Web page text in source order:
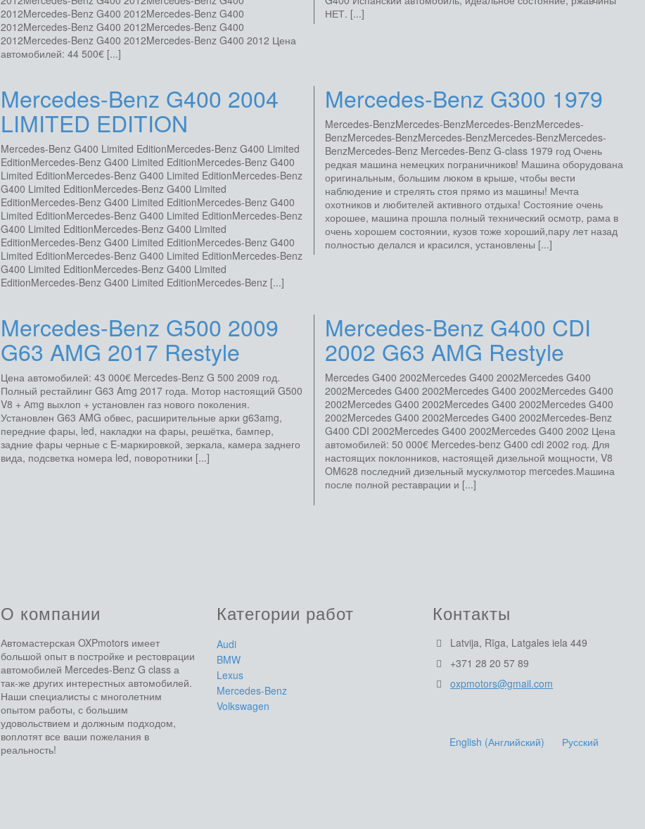
2012Mercedes-Benz G400 2012Mercedes-Benz G400
2012Mercedes-Benz G400 2012Mercedes-Benz G400
2012Mercedes-Benz G400 2012Mercedes-Benz G400 2012 Цена
автомобилей: 44 500€ [...]
НЕТ. [...]
Mercedes-Benz G400 2004
LIMITED EDITION
Mercedes-Benz G400 Limited EditionMercedes-Benz G400 Limited
EditionMercedes-Benz G400 Limited EditionMercedes-Benz G400
Limited EditionMercedes-Benz G400 Limited EditionMercedes-Benz
G400 Limited EditionMercedes-Benz G400 Limited
EditionMercedes-Benz G400 Limited EditionMercedes-Benz G400
Limited EditionMercedes-Benz G400 Limited EditionMercedes-Benz
G400 Limited EditionMercedes-Benz G400 Limited
EditionMercedes-Benz G400 Limited EditionMercedes-Benz G400
Limited EditionMercedes-Benz G400 Limited EditionMercedes-Benz
G400 Limited EditionMercedes-Benz G400 Limited
EditionMercedes-Benz G400 Limited EditionMercedes-Benz [...]
Mercedes-Benz G300 1979
Mercedes-BenzMercedes-BenzMercedes-BenzMercedes-
BenzMercedes-BenzMercedes-BenzMercedes-BenzMercedes-
BenzMercedes-Benz Mercedes-Benz G-class 1979 год Очень
редкая машина немецких пограничников! Машина оборудована
оригинальным, большим люком в крыше, чтобы вести
наблюдение и стрелять стоя прямо из машины! Мечта
охотников и любителей активного отдыха! Состояние очень
хорошее, машина прошла полный технический осмотр, рама в
очень хорошем состоянии, кузов тоже хороший,пару лет назад
полностью делался и красился, установлены [...]
Mercedes-Benz G500 2009
G63 AMG 2017 Restyle
Цена автомобилей: 43 000€ Mercedes-Benz G 500 2009 год.
Полный рестайлинг G63 Amg 2017 года. Мотор настоящий G500
V8 + Аmg выхлоп + установлен газ нового поколения.
Установлен G63 AMG обвес, расширительные арки g63amg,
передние фары, led, накладки на фары, решётка, бампер,
задние фары черные с E-маркировкой, зеркала, камера заднего
вида, подсветка номера led, поворотники [...]
Mercedes-Benz G400 CDI
2002 G63 AMG Restyle
Mercedes G400 2002Mercedes G400 2002Mercedes G400
2002Mercedes G400 2002Mercedes G400 2002Mercedes G400
2002Mercedes G400 2002Mercedes G400 2002Mercedes G400
2002Mercedes G400 2002Mercedes G400 2002Mercedes-Benz
G400 CDI 2002Mercedes G400 2002Mercedes G400 2002 Цена
автомобилей: 50 000€ Mercedes-benz G400 cdi 2002 год. Для
настоящих поклонников, настоящей дизельной мощности, V8
OM628 последний дизельный мускулмотор mercedes.Машина
после полной реставрации и [...]
О компании
Автомастерская OXPmotors имеет
большой опыт в постройке и рестоврации
автомобилей Mercedes-Benz G class а
так-же других интерестных автомобилей.
Наши специалисты с многолетним
опытом работы, с большим
удовольствием и должным подходом,
воплотят все ваши пожелания в
реальность!
Категории работ
Audi
BMW
Lexus
Mercedes-Benz
Volkswagen
Контакты
Latvija, Rīga, Latgales iela 449
+371 28 20 57 89
oxpmotors@gmail.com
English (Английский) Русский